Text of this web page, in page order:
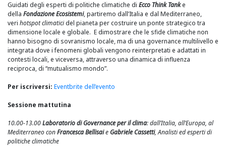
Guidati degli esperti di politiche climatiche di Ecco Think Tanke
della Fondazione Ecosistemi, partiremo dall’Italia e dal Mediterraneo,
veri hotspotclimaticidel pianeta per costruire un ponte strategico tra
dimensione locale e globale. E dimostrare che le sfide climatiche non
hanno bisogno di sovranismo locale, ma di una governance multilivello e
integrata dove i fenomeni globali vengono reinterpretati e adattati in
contesti locali, e viceversa, attraverso una dinamica di influenza
reciproca, di “mutualismo mondo”.
Per iscriversi: Eventbrite dell’evento
Sessione mattutina
10.00-13.00Laboratorio di Governance per il clima: dall’Italia, all’Europa, al
Mediterraneo conFrancesca BellisaieGabriele Cassetti, Analisti ed esperti di
politiche climatiche